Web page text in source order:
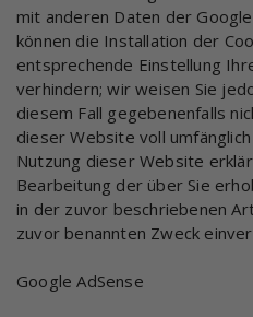
mit anderen Daten der
können die Installation der
entsprechende Einstellung
verhindern; wir weisen Sie
diesem Fall gegebenenfalls
dieser Website voll
Nutzung dieser Website
Bearbeitung der über Sie
in der zuvor beschriebenen
zuvor benannten Zweck
Google AdSense